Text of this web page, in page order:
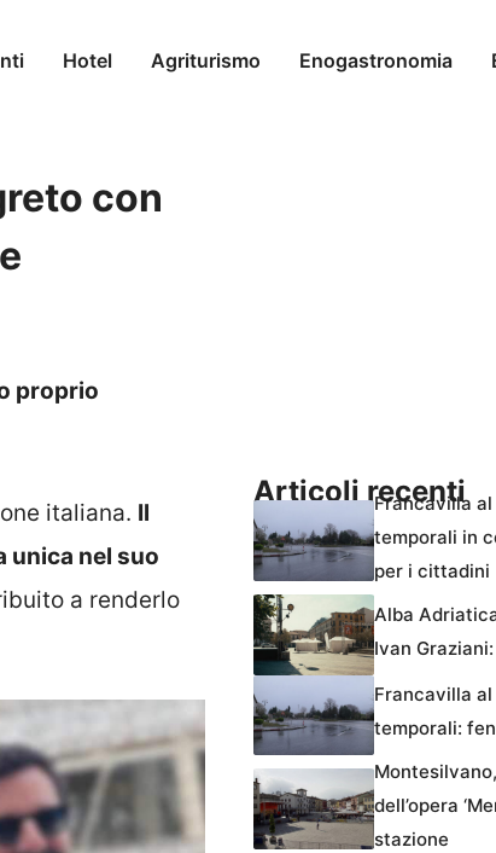
Hotel Agriturismo Enogastronomia
con
proprio
italiana. Il
unica nel suo
a renderlo
Articoli recenti
Francavilla
temporali in
per i cittadini
Alba
Ivan
Francavilla
temporali:
dell’opera
stazione